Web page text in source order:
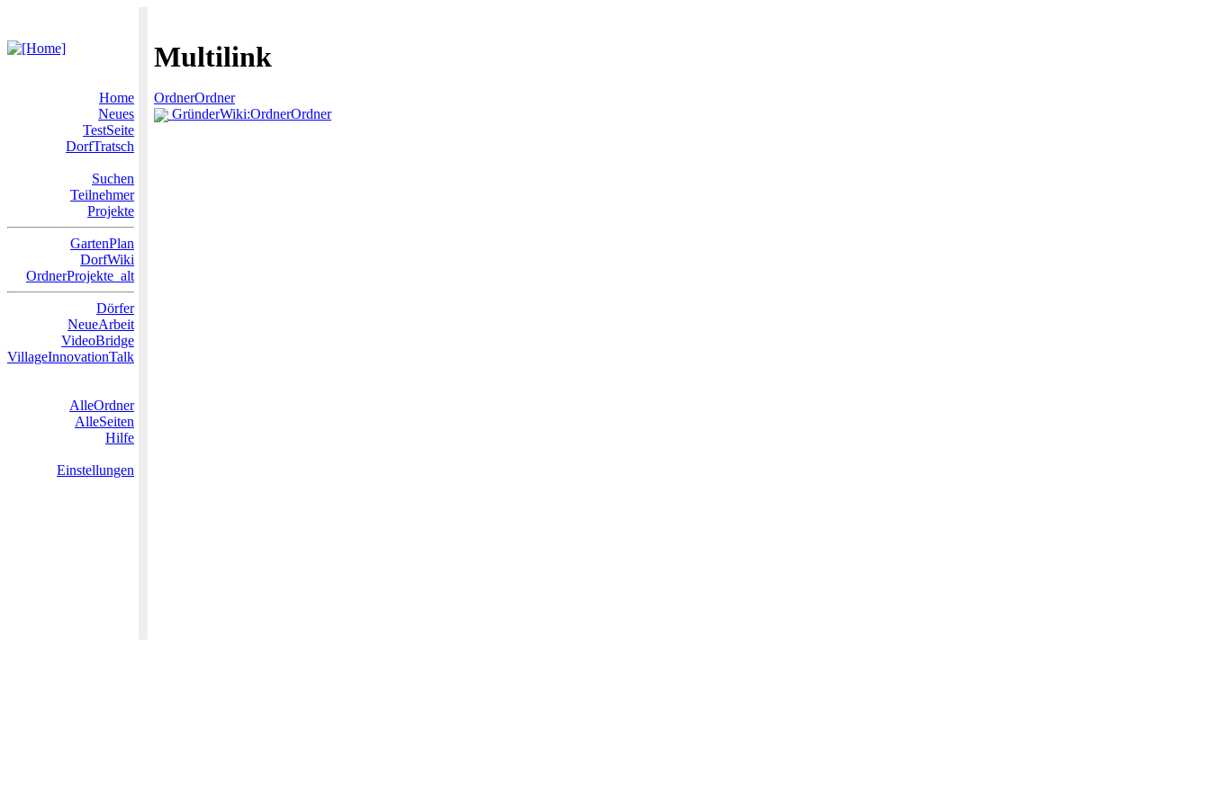
Multilink
Home
Neues
TestSeite
DorfTratsch
Suchen
Teilnehmer
Projekte
GartenPlan
DorfWiki
OrdnerProjekte_alt
Dörfer
NeueArbeit
VideoBridge
VillageInnovationTalk
AlleOrdner
AlleSeiten
Hilfe
Einstellungen
OrdnerOrdner
GründerWiki:OrdnerOrdner